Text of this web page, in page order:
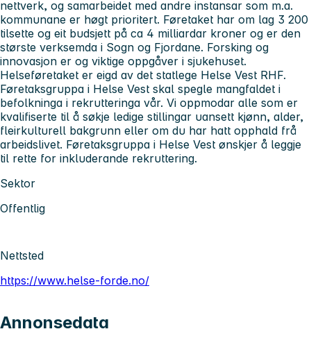
nettverk, og samarbeidet med andre instansar som m.a.
kommunane er høgt prioritert. Føretaket har om lag 3 200
tilsette og eit budsjett på ca 4 milliardar kroner og er den
største verksemda i Sogn og Fjordane. Forsking og
innovasjon er og viktige oppgåver i sjukehuset.
Helseføretaket er eigd av det statlege Helse Vest RHF.
Føretaksgruppa i Helse Vest skal spegle mangfaldet i
befolkninga i rekrutteringa vår. Vi oppmodar alle som er
kvalifiserte til å søkje ledige stillingar uansett kjønn, alder,
fleirkulturell bakgrunn eller om du har hatt opphald frå
arbeidslivet. Føretaksgruppa i Helse Vest ønskjer å leggje
til rette for inkluderande rekruttering.
Sektor
Offentlig
Nettsted
https://www.helse-forde.no/
Annonsedata